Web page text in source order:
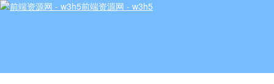
前端资源网 - w3h5